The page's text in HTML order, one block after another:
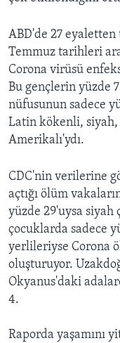
ABD'de 27
Temmuz tarihleri
Corona virüsü
Bu gençlerin yüzde
nüfusunun sadece
Latin kökenli,
Amerikalı'ydı.
CDC'nin verilerine
açtığı ölüm
yüzde 29'uysa siyah
çocuklarda sadece
yerlileriyse Corona
oluşturuyor.
Okyanus'daki
4.
Raporda yaşamını